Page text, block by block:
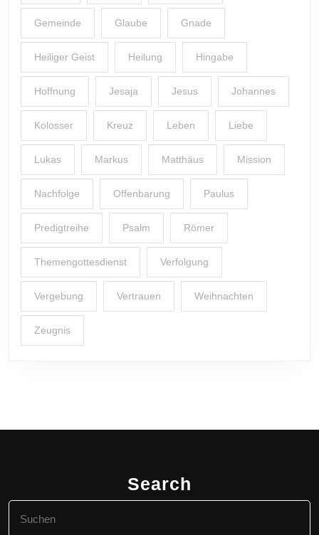
Gemeinde Glaube Gnade
Heiliger Geist Heilung Hingabe
Hoffnung Jesaja Jesus Johannes
Kolosser Kreuz Leben Liebe
Lukas Markus Matthäus Mission
Nachfolge Offenbarung Paulus
Predigtreihe Psalm Römer
Themengottesdienst Verfolgung
Vergebung Vertrauen Weihnachten
Zeugnis
Search
for: